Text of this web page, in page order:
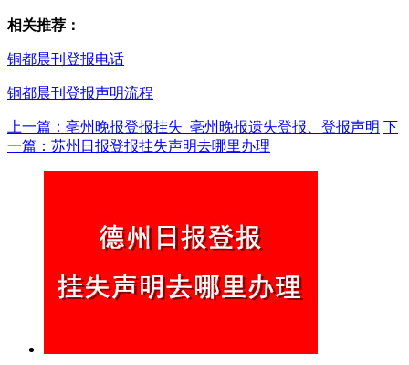
相关推荐：
铜都晨刊登报电话
铜都晨刊登报声明流程
上一篇：亳州晚报登报挂失_亳州晚报遗失登报、登报声明 下
一篇：苏州日报登报挂失声明去哪里办理